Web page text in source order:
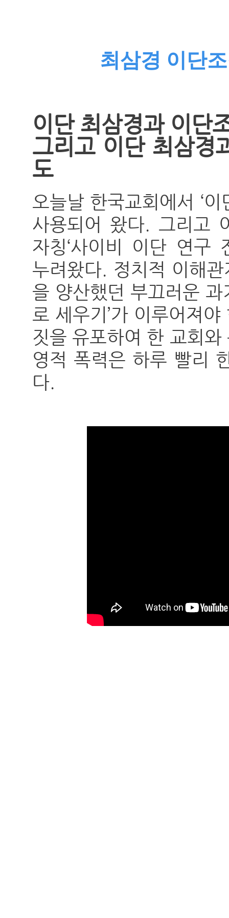
최삼경 이단
이단 최삼경과 이단
그리고 이단 최삼경
도
오늘날 한국교회에서 ‘
사용되어 왔다. 그리고
자칭‘사이비 이단 연구
누려왔다. 정치적 이해관
을 양산했던 부끄러운 과
로 세우기’가 이루어져
짓을 유포하여 한 교회
영적 폭력은 하루 빨리
다.